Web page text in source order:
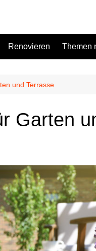
Renovieren Themen
und Terrasse
Garten